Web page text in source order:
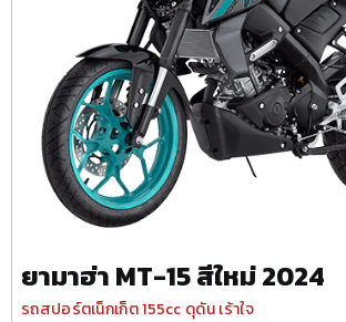
ยามาฮ่า MT-15 สีใหม่ 2024
รถสปอร์ตเน็กเก็ต 155cc ดุดัน เร้าใจ